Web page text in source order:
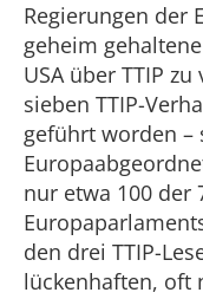
Regierungen der
geheim
USA über TTIP
sieben TTIP-
geführt worden –
nur etwa 100 der
den drei TTIP-
lückenhaften, oft